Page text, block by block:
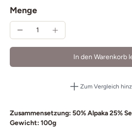
Menge
In den Warenkorb
Zum Vergleich
Zusammensetzung: 50% Alpaka 25%
Gewicht: 100g